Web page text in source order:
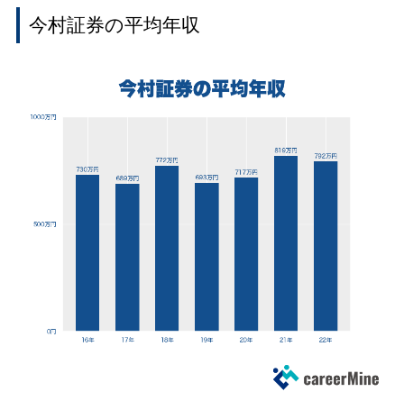
今村証券の平均年収